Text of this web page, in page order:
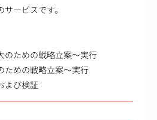
ービスです。
のための戦略立案～実行
ための戦略立案～実行
よび検証